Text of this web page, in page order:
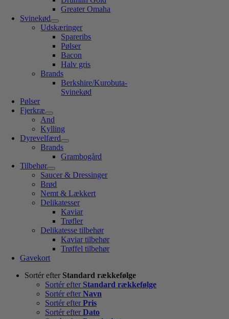
Greater Omaha
Svinekød
Udskæringer
Spareribs
Pølser
Bacon
Halv gris
Brands
Berkshire/Kurobuta-
Svinekød
Pølser
Fjerkræ
And
Kylling
Dyrevelfærd
Brands
Grambogård
Tilbehør
Saucer & Dressinger
Brød
Nemt & Lækkert
Delikatesser
Kaviar
Trøfler
Delikatesse tilbehør
Kaviar tilbehør
Trøffel tilbehør
Gavekort
Sortér efter Standard rækkefølge
Sortér efter Standard rækkefølge
Sortér efter Navn
Sortér efter Pris
Sortér efter Dato